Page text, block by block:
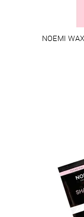
NOEMI